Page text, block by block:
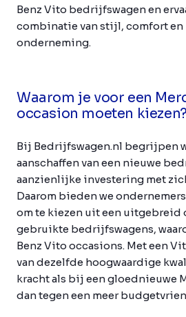
Benz Vito bedrijfswagen en
combinatie van stijl, comfort
onderneming.
Waarom je voor een
occasion moeten kiezen?
Bij Bedrijfswagen.nl begrijpen
aanschaffen van een nieuwe
aanzienlijke investering met
Daarom bieden we
om te kiezen uit een uitgebreid
gebruikte bedrijfswagens,
Benz Vito occasions. Met een
van dezelfde hoogwaardige
kracht als bij een gloednieuwe
dan tegen een meer